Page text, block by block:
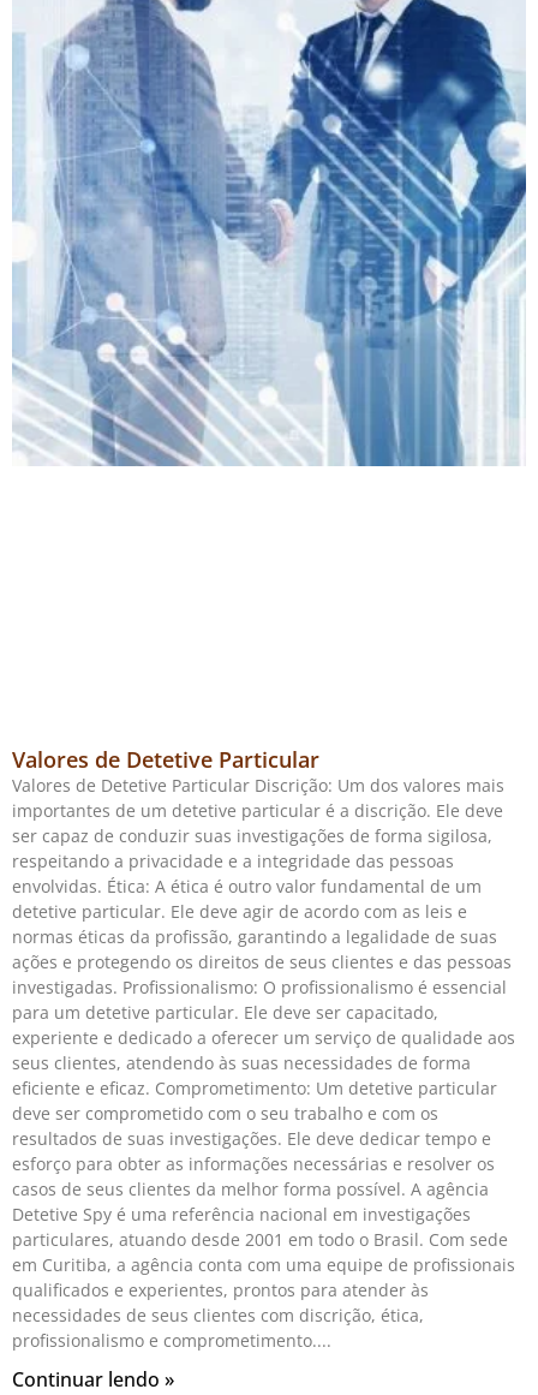
Valores de Detetive Particular
Valores de Detetive Particular Discrição: Um dos valores mais
importantes de um detetive particular é a discrição. Ele deve
ser capaz de conduzir suas investigações de forma sigilosa,
respeitando a privacidade e a integridade das pessoas
envolvidas. Ética: A ética é outro valor fundamental de um
detetive particular. Ele deve agir de acordo com as leis e
normas éticas da profissão, garantindo a legalidade de suas
ações e protegendo os direitos de seus clientes e das pessoas
investigadas. Profissionalismo: O profissionalismo é essencial
para um detetive particular. Ele deve ser capacitado,
experiente e dedicado a oferecer um serviço de qualidade aos
seus clientes, atendendo às suas necessidades de forma
eficiente e eficaz. Comprometimento: Um detetive particular
deve ser comprometido com o seu trabalho e com os
resultados de suas investigações. Ele deve dedicar tempo e
esforço para obter as informações necessárias e resolver os
casos de seus clientes da melhor forma possível. A agência
Detetive Spy é uma referência nacional em investigações
particulares, atuando desde 2001 em todo o Brasil. Com sede
em Curitiba, a agência conta com uma equipe de profissionais
qualificados e experientes, prontos para atender às
necessidades de seus clientes com discrição, ética,
profissionalismo e comprometimento.
Continuar lendo »